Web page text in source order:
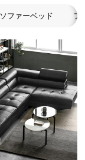
ソファーベッド フ